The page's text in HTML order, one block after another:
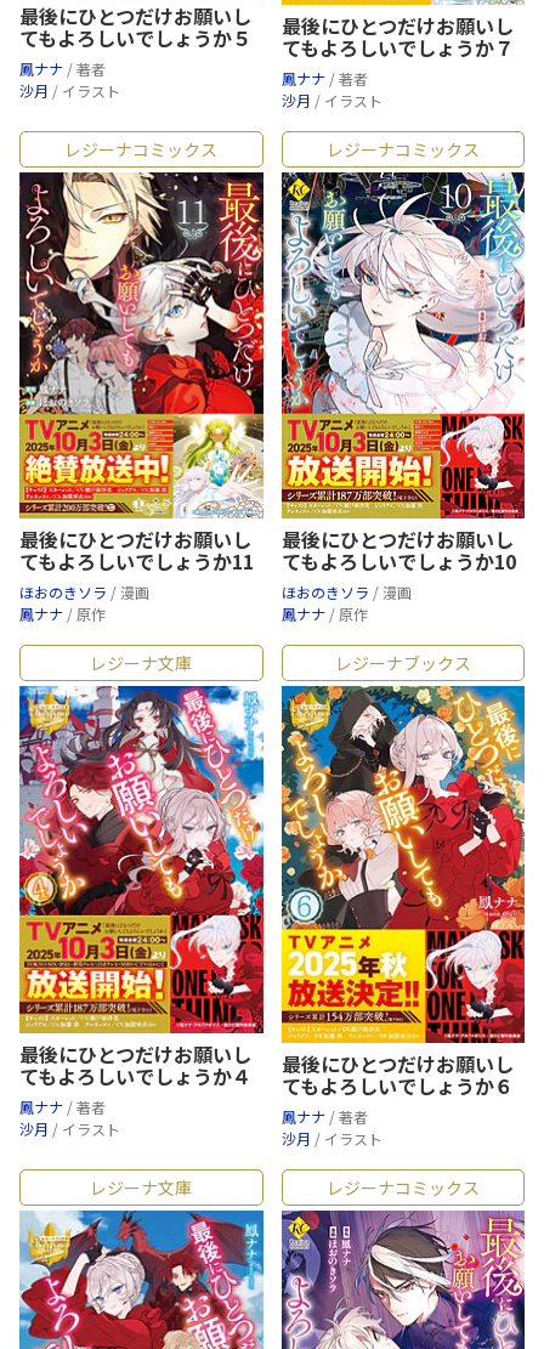
最後にひとつだけお願いし
てもよろしいでしょうか５
鳳ナナ / 著者
沙月 / イラスト
最後にひとつだけお願いし
てもよろしいでしょうか７
鳳ナナ / 著者
沙月 / イラスト
レジーナコミックス
最後にひとつだけお願いし
てもよろしいでしょうか11
ほおのきソラ / 漫画
鳳ナナ / 原作
レジーナコミックス
最後にひとつだけお願いし
てもよろしいでしょうか10
ほおのきソラ / 漫画
鳳ナナ / 原作
レジーナ文庫
最後にひとつだけお願いし
てもよろしいでしょうか４
鳳ナナ / 著者
沙月 / イラスト
レジーナブックス
最後にひとつだけお願いし
てもよろしいでしょうか６
鳳ナナ / 著者
沙月 / イラスト
レジーナ文庫 レジーナコミックス